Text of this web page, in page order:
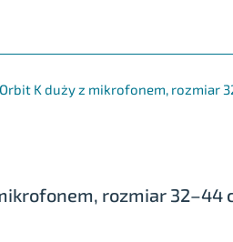
K duży z mikrofonem, rozmiar
rozmiar 32–44